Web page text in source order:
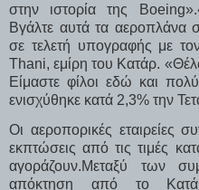
στην ιστορία της
Βγάλτε αυτά τα
σε τελετή υπογραφής με
Thani, εμίρη του Κατάρ.
Είμαστε φίλοι εδώ και
ενισχύθηκε κατά 2,3% την
Οι αεροπορικές εταιρείες
εκπτώσεις από τις τιμές
αγοράζουν.Μεταξύ των
απόκτηση από το